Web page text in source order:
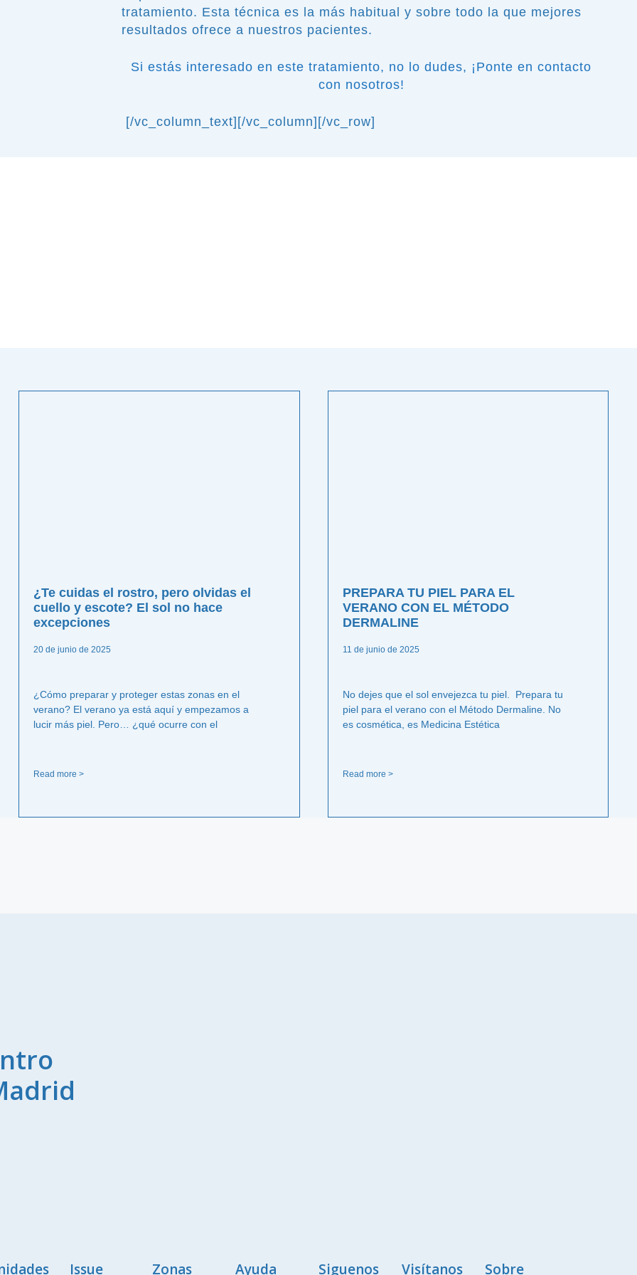
tratamiento. Esta técnica es la más habitual y sobre todo la que mejores
resultados ofrece a nuestros pacientes.
Si estás interesado en este tratamiento, no lo dudes, ¡Ponte en contacto
con nosotros!
[/vc_column_text][/vc_column][/vc_row]
¿Te cuidas el rostro, pero olvidas el
cuello y escote? El sol no hace
excepciones
20 de junio de 2025
¿Cómo preparar y proteger estas zonas en el
verano? El verano ya está aquí y empezamos a
lucir más piel. Pero… ¿qué ocurre con el
Read more >
PREPARA TU PIEL PARA EL
VERANO CON EL MÉTODO
DERMALINE
11 de junio de 2025
No dejes que el sol envejezca tu piel. Prepara tu
piel para el verano con el Método Dermaline. No
es cosmética, es Medicina Estética
Read more >
Issue Zonas Ayuda Siguenos Visítanos Sobre